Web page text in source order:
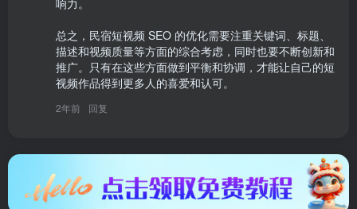
响力。
总之，民宿短视频 SEO 的优化需要注重关键词、标题、
描述和视频质量等方面的综合考虑，同时也要不断创新和
推广。只有在这些方面做到平衡和协调，才能让自己的短
视频作品得到更多人的喜爱和认可。
2年前 回复